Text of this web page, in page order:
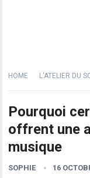
HOME L'ATELIER DU
Pourquoi
offrent une
musique
SOPHIE 16